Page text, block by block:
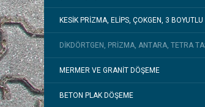
KESIK PRIZMA, ELIPS, ÇOKGEN, 3 BOYUTLU
DIKDÖRTGEN, PRIZMA, ANTARA, TETRA
MERMER VE GRANIT DÖŞEME
BETON PLAK DÖŞEME